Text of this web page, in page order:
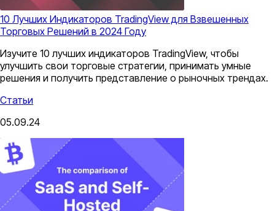
10 Лучших Индикаторов TradingView для Взвешенных
Торговых Решений в 2024 Году
Изучите 10 лучших индикаторов TradingView, чтобы
улучшить свои торговые стратегии, принимать умные
решения и получить представление о рыночных трендах.
Статьи
05.09.24